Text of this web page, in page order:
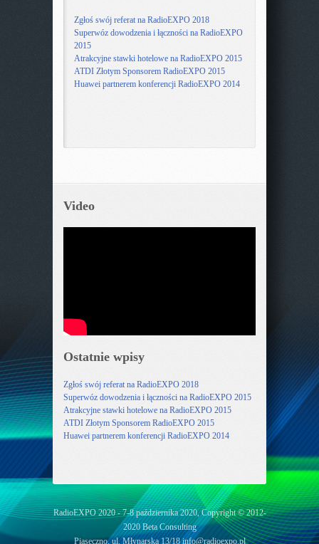
Zgłoś swój referat na RadioEXPO 2018
Superwóz dowodzenia i łączności na RadioEXPO
2015
Atrakcyjne stawki hotelowe na RadioEXPO 2015
ATDI Złotym Sponsorem RadioEXPO 2015
Huawei partnerem konferencji RadioEXPO 2014
Video
Ostatnie wpisy
Zgłoś swój referat na RadioEXPO 2018
Superwóz dowodzenia i łączności na RadioEXPO 2015
Atrakcyjne stawki hotelowe na RadioEXPO 2015
ATDI Złotym Sponsorem RadioEXPO 2015
Huawei partnerem konferencji RadioEXPO 2014
RadioEXPO 2020 - 7-8 października 2020, Copyright © 2012-
2020 Beta Consulting
Piaseczno, ul. Młynarska 13/18info@radioexpo.pl